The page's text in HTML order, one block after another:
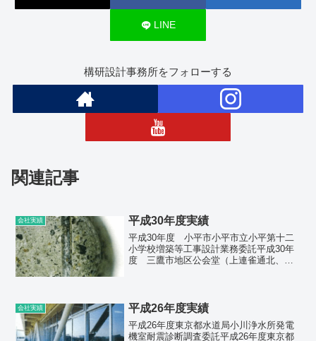
LINE
構研設計事務所をフォローする
関連記事
会社実績 平成30年度実績
平成30年度 小平市小平市立小平第十二
小学校増築等工事設計業務委託平成30年
度 三鷹市地区公会堂（上連雀通北、山
う実施設計業務委...
会社実績 平成26年度実績
平成26年度東京都水道局小川浄水所発電
機室耐震診断調査委託平成26年度東京都